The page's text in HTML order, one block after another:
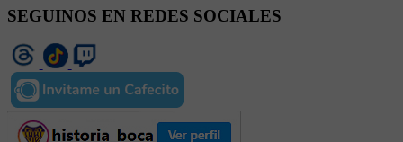
SEGUINOS EN REDES SOCIALES